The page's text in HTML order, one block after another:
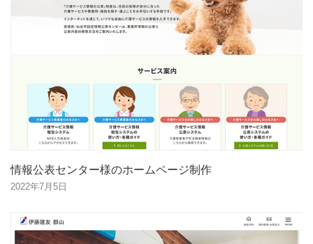
情報公表センター様のホームページ制作
2022年7月5日